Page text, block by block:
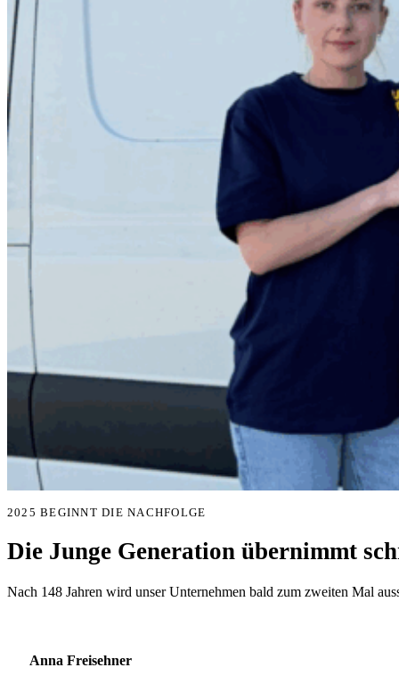
2025 BEGINNT DIE NACHFOLGE
Die Junge Generation übernimmt
Nach 148 Jahren wird unser Unternehmen bald zum zweiten Mal
Anna Freisehner